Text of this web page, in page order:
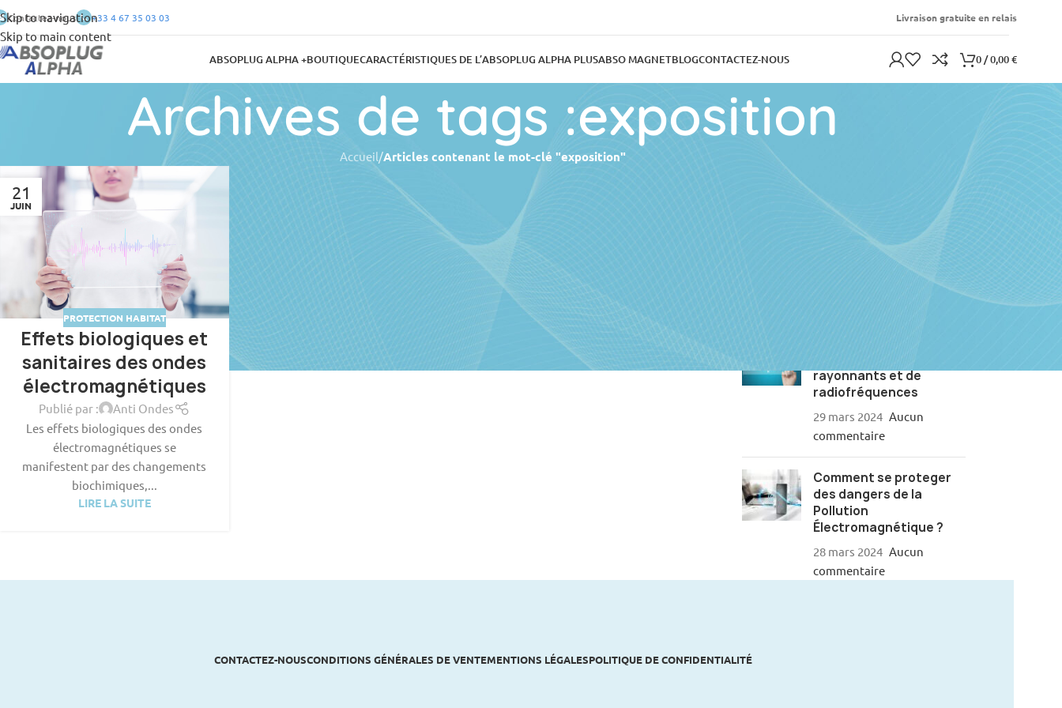
Skip to navigation
Skip to main content
Contactez-nous +33 4 67 35 03 03 Livraison gratuite en relais
ABSOPLUG ALPHA +BOUTIQUECARACTÉRISTIQUES DE L’ABSOPLUG ALPHA PLUSABSO MAGNETBLOGCONTACTEZ-NOUS 0 /0,00€
Archives de tags :exposition
Accueil/Articles contenant le mot-clé "exposition"
21
JUIN
PROTECTION HABITAT
Effets biologiques et
sanitaires des ondes
électromagnétiques
Publié par :
Anti Ondes
Les effets biologiques des ondes
électromagnétiques se
manifestent par des changements
biochimiques,...
LIRE LA SUITE
ARTICLES RÉCENTS
Les Dangers des Ondes
Électromagnétiques :
Quels impacts sur notre
santé ?
Aucun
Bien comprendre les
niveaux de courants
rayonnants et de
radiofréquences
29 mars 2024 Aucun
commentaire
Comment se proteger
des dangers de la
Pollution
Électromagnétique ?
28 mars 2024 Aucun
commentaire
CONTACTEZ-NOUSCONDITIONS GÉNÉRALES DE VENTEMENTIONS LÉGALESPOLITIQUE DE CONFIDENTIALITÉ